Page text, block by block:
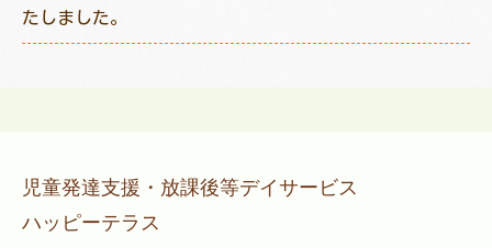
たしました。
児童発達支援・放課後等デイサービス
ハッピーテラス